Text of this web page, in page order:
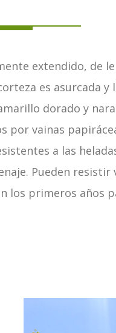
extendido, de
es asurcada y
dorado y
por vainas
a las
Pueden resistir
los primeros años